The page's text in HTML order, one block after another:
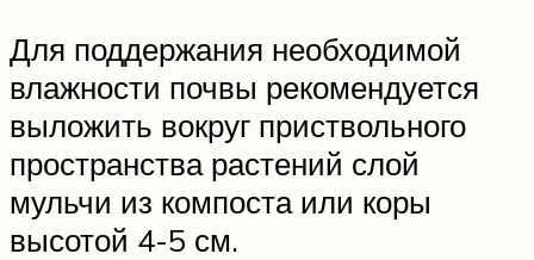
Для поддержания необходимой
влажности почвы рекомендуется
выложить вокруг приствольного
пространства растений слой
мульчи из компоста или коры
высотой 4-5 см.